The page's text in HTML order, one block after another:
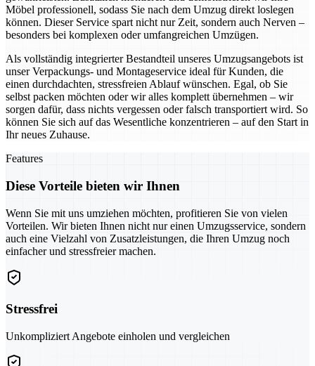
Möbel professionell, sodass Sie nach dem Umzug direkt loslegen
können. Dieser Service spart nicht nur Zeit, sondern auch Nerven –
besonders bei komplexen oder umfangreichen Umzügen.
Als vollständig integrierter Bestandteil unseres Umzugsangebots ist
unser Verpackungs- und Montageservice ideal für Kunden, die
einen durchdachten, stressfreien Ablauf wünschen. Egal, ob Sie
selbst packen möchten oder wir alles komplett übernehmen – wir
sorgen dafür, dass nichts vergessen oder falsch transportiert wird. So
können Sie sich auf das Wesentliche konzentrieren – auf den Start in
Ihr neues Zuhause.
Features
Diese Vorteile bieten wir Ihnen
Wenn Sie mit uns umziehen möchten, profitieren Sie von vielen
Vorteilen. Wir bieten Ihnen nicht nur einen Umzugsservice, sondern
auch eine Vielzahl von Zusatzleistungen, die Ihren Umzug noch
einfacher und stressfreier machen.
Stressfrei
Unkompliziert Angebote einholen und vergleichen